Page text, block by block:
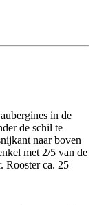
in de
de schil te
naar boven
met 2/5 van de
Rooster ca. 25